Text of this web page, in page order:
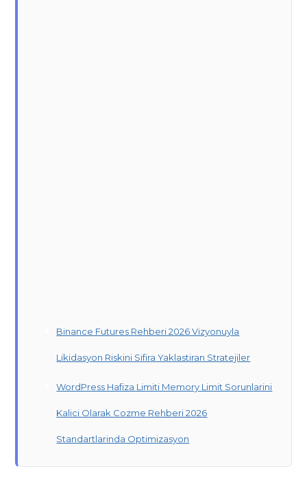
Binance Futures Rehberi 2026 Vizyonuyla
Likidasyon Riskini Sifira Yaklastiran Stratejiler
WordPress Hafiza Limiti Memory Limit Sorunlarini
Kalici Olarak Cozme Rehberi 2026
Standartlarinda Optimizasyon